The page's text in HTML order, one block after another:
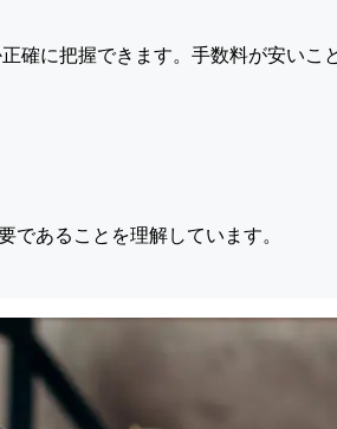
確に把握できます。手数料が安いこ
であることを理解しています。